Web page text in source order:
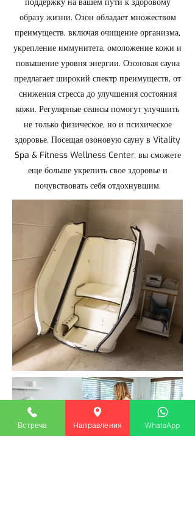
образу жизни. Озон обладает множеством
преимуществ, включая очищение организма,
укрепление иммунитета, омоложение кожи и
повышение уровня энергии. Озоновая сауна
предлагает широкий спектр преимуществ, от
снижения стресса до улучшения состояния
кожи. Регулярные сеансы помогут улучшить
не только физическое, но и психическое
здоровье. Посещая озоновую сауну в Vitality
Spa & Fitness Wellness Center, вы сможете
еще больше укрепить свое здоровье и
почувствовать себя отдохнувшим.
Встреча Направления WhatsApp